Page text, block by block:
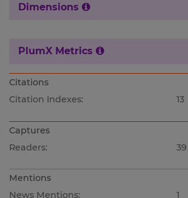
Dimensions
PlumX Metrics
Citations
Citation Indexes:
13
Captures
Readers:
39
Mentions
News Mentions:
1